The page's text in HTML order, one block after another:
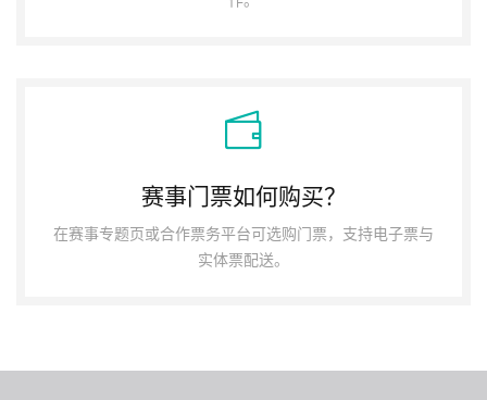
赛事门票如何购买？
在赛事专题页或合作票务平台可选购门票，支持电子票与
实体票配送。